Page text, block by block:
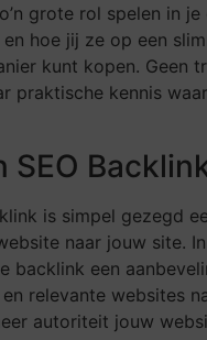
grote rol spelen in je
hoe jij ze op een
kunt kopen. Geen
praktische kennis
SEO
is simpel gezegd
naar jouw site.
backlink een
relevante websites
autoriteit jouw